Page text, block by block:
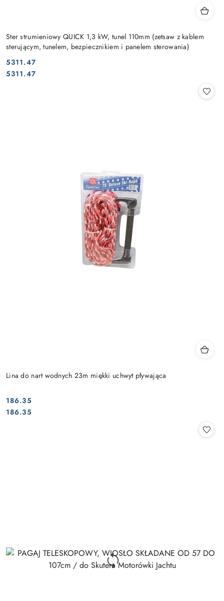
Ster strumieniowy QUICK 1,3 kW, tunel 110mm (zetsaw z kablem
sterującym, tunelem, bezpiecznikiem i panelem sterowania)
Cena:
5311.47
Cena:
5311.47
Lina do nart wodnych 23m miękki uchwyt pływająca
Cena:
186.35
Cena:
186.35